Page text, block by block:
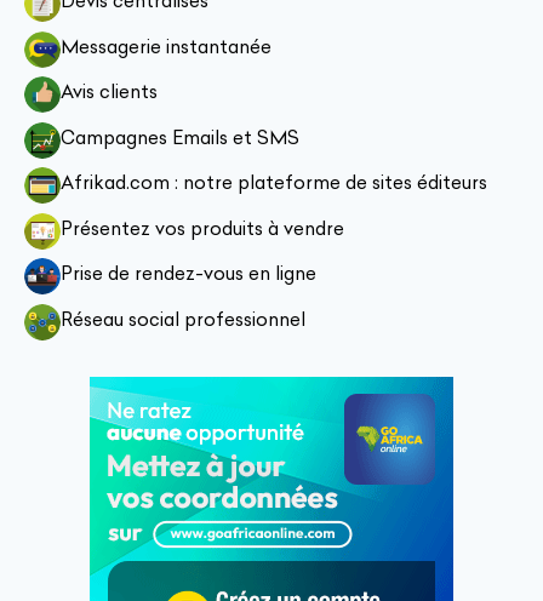
Messagerie instantanée
Avis clients
Campagnes Emails et SMS
Afrikad.com : notre plateforme de sites éditeurs
Présentez vos produits à vendre
Prise de rendez-vous en ligne
Réseau social professionnel